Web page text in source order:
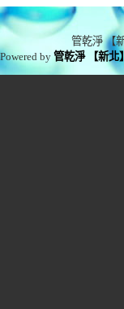
管乾淨 【
Powered by管乾淨 【新北